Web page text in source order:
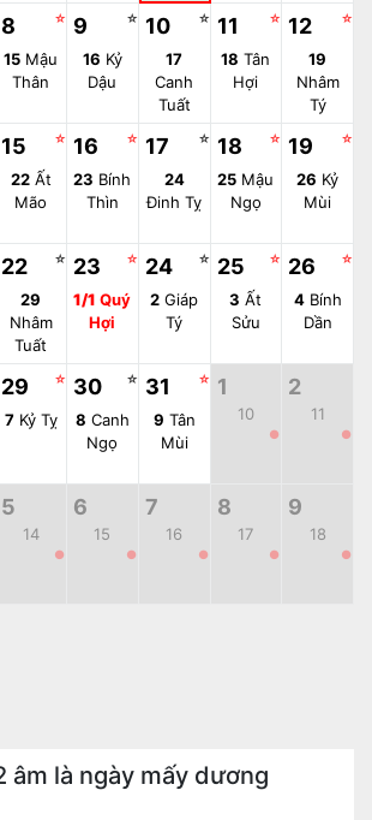
8 ☆
15 Mậu
Thân
9 ☆
16 Kỷ
Dậu
10 ☆
17
Canh
Tuất
11 ☆
18 Tân
Hợi
12 ☆
19
Nhâm
Tý
15 ☆
22Ất
Mão
16 ☆
23 Bính
Thìn
17 ☆
24
Đinh Tỵ
18 ☆
25 Mậu
Ngọ
19 ☆
26 Kỷ
Mùi
22 ☆
29
Nhâm
Tuất
23 ☆
1/1 Quý
Hợi
24 ☆
2 Giáp
Tý
25 ☆
3 Ất
Sửu
26 ☆
4Bính
Dần
29 ☆
7Kỷ Tỵ
30 ☆
8 Canh
Ngọ
31 ☆
9 Tân
Mùi
1
10
●
2
11
●
5
14
●
6
15
●
7
16
●
8
17
●
9
18
●
âm là ngày mấy dương